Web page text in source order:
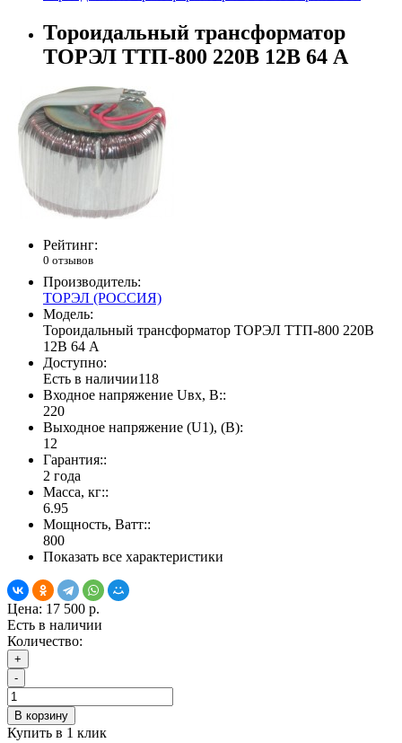
Тороидальный трансформатор
ТОРЭЛ ТТП-800 220В 12В 64 А
Рейтинг:
0 отзывов
Производитель:
ТОРЭЛ (РОССИЯ)
Модель:
Тороидальный трансформатор ТОРЭЛ ТТП-800 220В
12В 64 А
Доступно:
Есть в наличии118
Входное напряжение Uвх, В::
220
Выходное напряжение (U1), (В):
12
Гарантия::
2 года
Масса, кг::
6.95
Мощность, Ватт::
800
Показать все характеристики
Цена: 17 500 р.
Есть в наличии
Количество:
+
-
В корзину
Купить в 1 клик